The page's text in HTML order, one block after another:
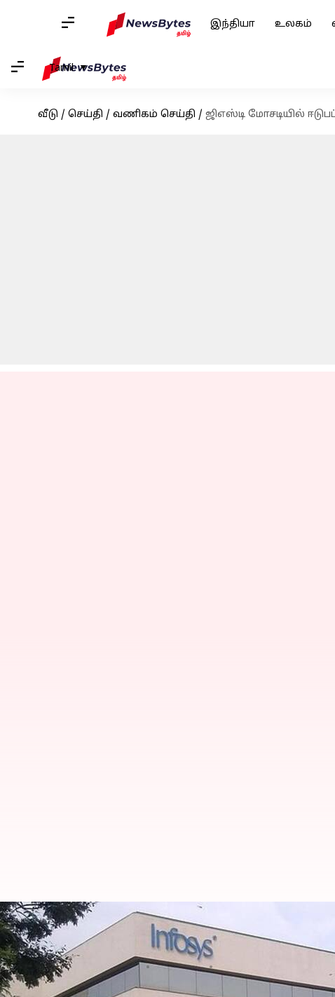
இந்தியா உலகம்
Tamil
வீடு / செய்தி / வணிகம் செய்தி / ஜிஎஸ்டி மோசடியில்
ஜிஎஸ்டி மோசடியில்
கண்டனம்
எழுதியவர் Sekar Chinnappan Aug 02, 2024 05:14 pm